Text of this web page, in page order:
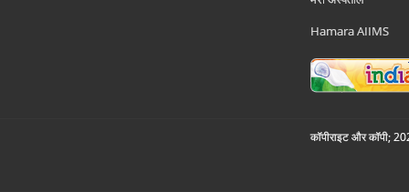
Hamara AIIMS
कॉपीराइट और कॉपी;